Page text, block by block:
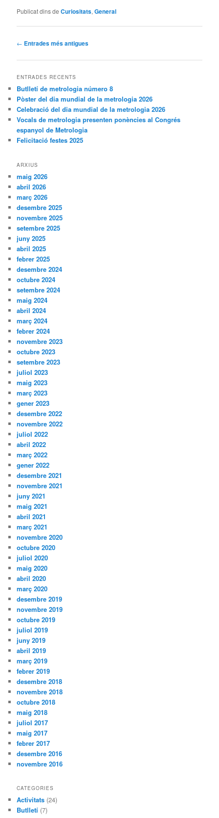
Publicat dins de Curiositats,General
Navegació
les
entrades
← Entrades més antigues
ENTRADES RECENTS
Butlletí de metrologia número 8
Pòster del dia mundial de la metrologia 2026
Celebració del dia mundial de la metrologia 2026
Vocals de metrologia presenten ponències al Congrés
espanyol de Metrologia
Felicitació festes 2025
ARXIUS
maig 2026
abril 2026
març 2026
desembre 2025
novembre 2025
setembre 2025
juny 2025
abril 2025
febrer 2025
desembre 2024
octubre 2024
setembre 2024
maig 2024
abril 2024
març 2024
febrer 2024
novembre 2023
octubre 2023
setembre 2023
juliol 2023
maig 2023
març 2023
gener 2023
desembre 2022
novembre 2022
juliol 2022
abril 2022
març 2022
gener 2022
desembre 2021
novembre 2021
juny 2021
maig 2021
abril 2021
març 2021
novembre 2020
octubre 2020
juliol 2020
maig 2020
abril 2020
març 2020
desembre 2019
novembre 2019
octubre 2019
juliol 2019
juny 2019
abril 2019
març 2019
febrer 2019
desembre 2018
novembre 2018
octubre 2018
maig 2018
juliol 2017
maig 2017
febrer 2017
desembre 2016
novembre 2016
CATEGORIES
Activitats (24)
Butlletí (7)